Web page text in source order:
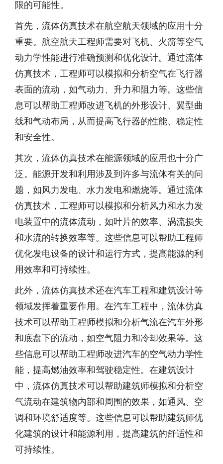
限的可能性。
首先，流体仿真技术在航空航天领域的应用十分
重要。航空航天工程师需要对飞机、火箭等空气
动力学性能进行准确预测和优化设计。通过流体
仿真技术，工程师可以模拟和分析空气在飞行器
表面的流动，如气动力、升力和阻力等。这些信
息可以帮助工程师改进飞机的外形设计、翼型曲
线和气动布局，从而提高飞行器的性能、稳定性
和安全性。
其次，流体仿真技术在能源领域的应用也十分广
泛。能源开发和利用涉及到许多与流体有关的问
题，如风力发电、水力发电和燃烧等。通过流体
仿真技术，工程师可以模拟和分析风力和水力发
电装置中的流体流动，如叶片的效率、涡流损失
和水流的转换效率等。这些信息可以帮助工程师
优化发电设备的设计和运行方式，提高能源的利
用效率和可持续性。
此外，流体仿真技术还在汽车工程和建筑设计等
领域发挥着重要作用。在汽车工程中，流体仿真
技术可以帮助工程师模拟和分析气流在汽车外形
和底盘下的流动，如空气阻力和冷却效果等。这
些信息可以帮助工程师改进汽车的空气动力学性
能，提高燃油效率和驾驶稳定性。在建筑设计
中，流体仿真技术可以帮助建筑师模拟和分析空
气流动在建筑物内部和周围的效果，如通风、空
调和环境舒适度等。这些信息可以帮助建筑师优
化建筑的设计和能源利用，提高建筑的舒适性和
可持续性。